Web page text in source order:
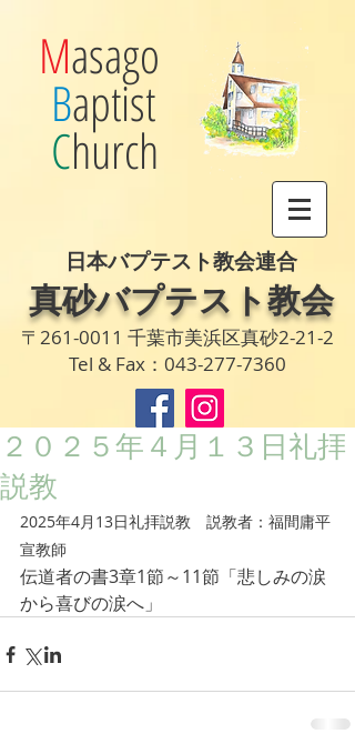
Masago
Baptist
Church
日本バプテスト教会連合
真砂バプテスト教会
〒261-0011 千葉市美浜区真砂2-21-2
Tel & Fax：043-277-7360
２０２５年４月１３日礼拝
説教
2025年4月13日礼拝説教　説教者：福間庸平
宣教師
伝道者の書3章1節～11節「悲しみの涙
から喜びの涙へ」